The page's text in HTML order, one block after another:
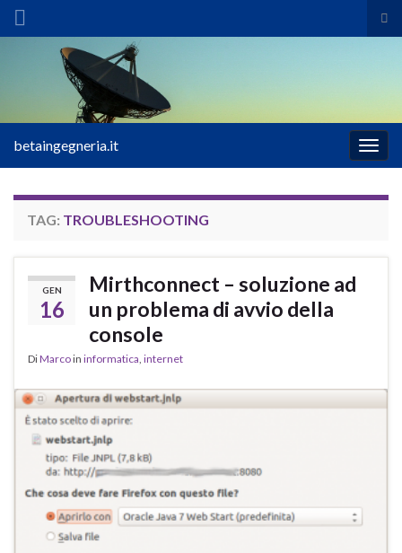
il
Search for:
la
betaingegneria.it
TAG: TROUBLESHOOTING
GEN
16
Mirthconnect – soluzione ad
un problema di avvio della
console
DiMarcoin informatica internet